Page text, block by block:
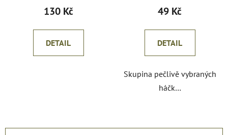
130 Kč
DETAIL
49 Kč
DETAIL
Skupina pečlivě vybraných
háčk…